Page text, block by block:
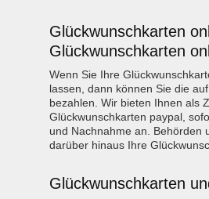
Glückwunschkarten
Glückwunschkarten
Wenn Sie Ihre
lassen, dann können Sie die
bezahlen. Wir bieten Ihnen als
Glückwunschkarten paypal,
und Nachnahme an. Behörden
darüber hinaus Ihre
Glückwunschkarten